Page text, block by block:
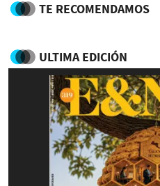
TE RECOMENDAMOS
ULTIMA EDICIÓN